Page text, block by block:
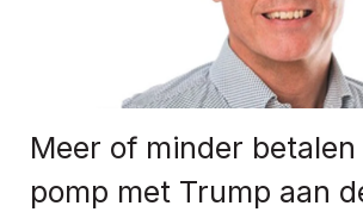
Meer of minder betalen
pomp met Trump aan